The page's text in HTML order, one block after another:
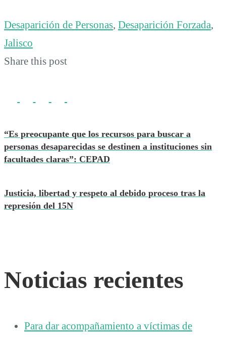
Desaparición de Personas, Desaparición Forzada,
Jalisco
Share this post
“Es preocupante que los recursos para buscar a
personas desaparecidas se destinen a instituciones sin
facultades claras”: CEPAD
Justicia, libertad y respeto al debido proceso tras la
represión del 15N
Noticias recientes
Para dar acompañamiento a víctimas de